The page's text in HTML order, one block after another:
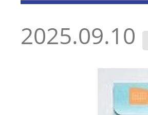
2025.09.10